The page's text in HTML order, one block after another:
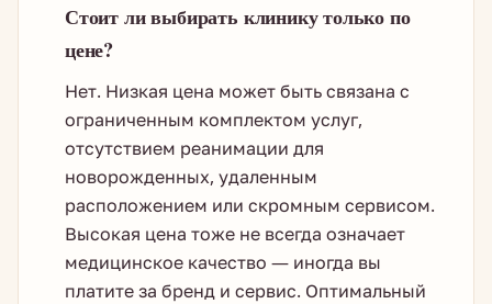
Стоит ли выбирать клинику только по
цене?
Нет. Низкая цена может быть связана с
ограниченным комплектом услуг,
отсутствием реанимации для
новорожденных, удаленным
расположением или скромным сервисом.
Высокая цена тоже не всегда означает
медицинское качество — иногда вы
платите за бренд и сервис. Оптимальный